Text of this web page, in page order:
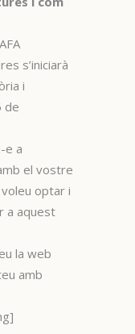
s’iniciarà
i
de
e a
el vostre
optar i
a aquest
la web
amb